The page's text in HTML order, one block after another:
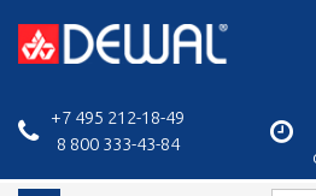
+7 495 212-18-49
8 800 333-43-84